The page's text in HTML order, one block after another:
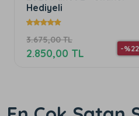
Hediyeli
4.500,00 TL
3.720,00 TL